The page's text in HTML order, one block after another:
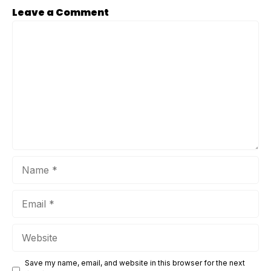
pendingin udara berkualitas tinggi. Sistem AC bukan hanya
Leave a Comment
Save my name, email, and website in this browser for the next